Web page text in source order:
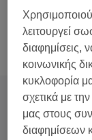
1 ώρα - 2 ώρες
Αναζήτηση
Όλα
λειτουργεί
διαφημίσεις,
κοινωνικής
κυκλοφορία
σχετικά με
μας στους
διαφημίσεων